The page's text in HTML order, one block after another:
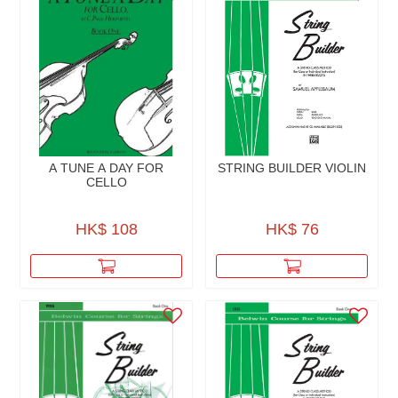
A TUNE A DAY FOR
CELLO
HK$ 108
STRING BUILDER VIOLIN
HK$ 76